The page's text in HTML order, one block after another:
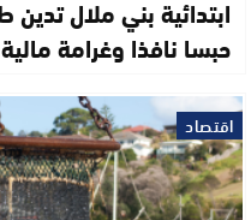
حبسا نافذا وغرامة مالية
اقتصاد